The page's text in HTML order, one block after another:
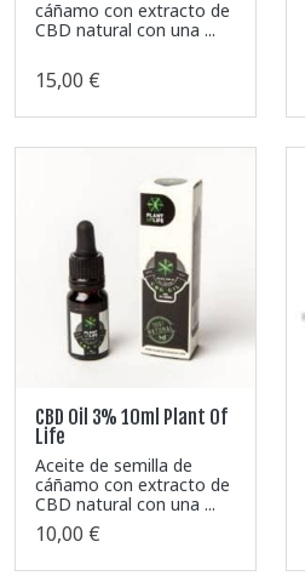
cáñamo con extracto de
CBD natural con una ...
15,00 €
CBD Oil 3% 10ml Plant Of
Life
Aceite de semilla de
cáñamo con extracto de
CBD natural con una ...
10,00 €